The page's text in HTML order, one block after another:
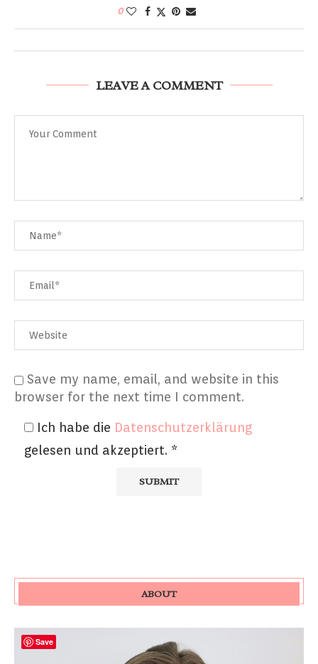
0
LEAVE A COMMENT
Save my name, email, and website in this
browser for the next time I comment.
Ich habe die Datenschutzerklärung
gelesen und akzeptiert. *
ABOUT
Save